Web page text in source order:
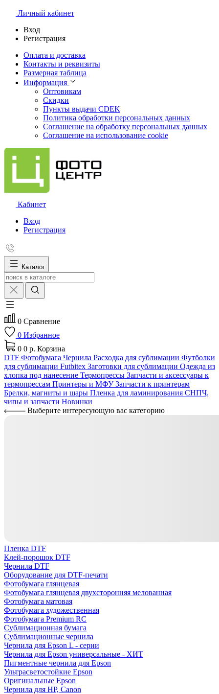
Личный кабинет
Вход
Регистрация
Оплата и доставка
Контакты и реквизиты
Размерная таблица
Информация
Оптовикам
Скидки
Пункты выдачи CDEK
Политика обработки персональных данных
Соглашение на обработку персональных данных
Соглашение на использование cookie
Кабинет
Вход
Регистрация
Каталог
0 Сравнение
0 Избранное
0 0 р. Корзина
DTF Фотобумага Чернила Расходка для сублимации Футболки
для сублимации Futbitex Заготовки для сублимации Одежда из
хлопка под нанесение Термопрессы Запчасти и аксессуары к
термопрессам Принтеры и МФУЗапчасти к принтерам
Брелки, магниты и шары Пленка для ламинирования СНПЧ,
чипы и запчасти Новинки
Выберите интересующую вас категорию
Пленка DTF
Клей-порошок DTF
Чернила DTF
Оборудование для DTF-печати
Фотобумага глянцевая
Фотобумага глянцевая двухсторонняя мелованная
Фотобумага матовая
Фотобумага художественная
Фотобумага Premium RC
Сублимационная бумага
Сублимационные чернила
Чернила для Epson L - серии
Чернила для Epson универсальные - ХИТ
Пигментные чернила для Epson
Ультрасветостойкие Epson
Оригинальные Epson
Чернила для HP, Canon